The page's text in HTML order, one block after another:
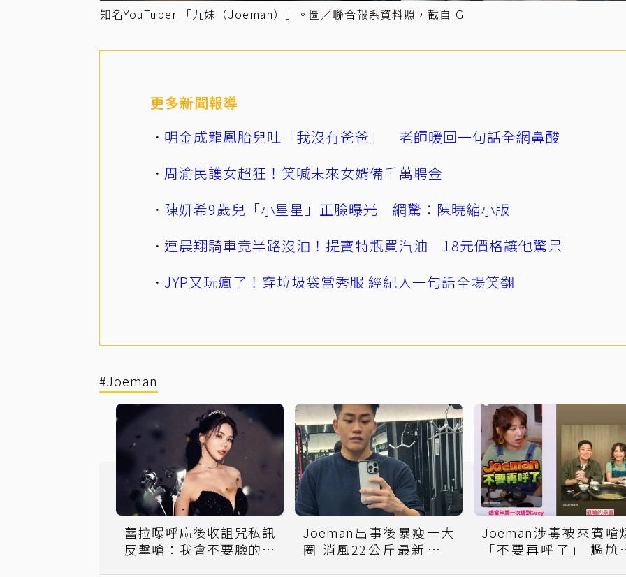
知名YouTuber 「九妹（Joeman）」。圖／聯合報系資料照，截自IG
更多新聞報導
明金成龍鳳胎兒吐「我沒有爸爸」 老師暖回一句話全網鼻酸
周渝民護女超狂！笑喊未來女婿備千萬聘金
陳妍希9歲兒「小星星」正臉曝光 網驚：陳曉縮小版
連晨翔騎車竟半路沒油！提寶特瓶買汽油 18元價格讓他驚呆
JYP又玩瘋了！穿垃圾袋當秀服 經紀人一句話全場笑翻
#Joeman
蕾拉曝呼麻後收詛咒私訊
反擊嗆：我會不要臉的活
Joeman出事後暴瘦一大
圈 消風22公斤最新自拍
Joeman涉毒被來賓嗆
「不要再呼了」 尷尬